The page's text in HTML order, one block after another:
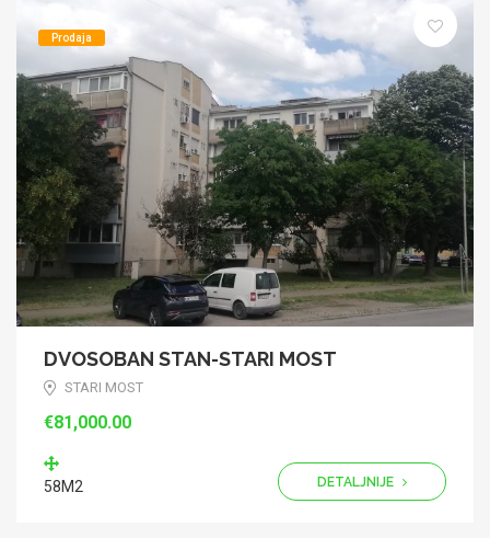
Prodaja
DVOSOBAN STAN-STARI MOST
STARI MOST
€81,000.00
58M2 DETALJNIJE